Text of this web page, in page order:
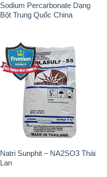
Sodium Percarbonate Dạng
Bột Trung Quốc China
Natri Sunphit – NA2SO3 Thái
Lan